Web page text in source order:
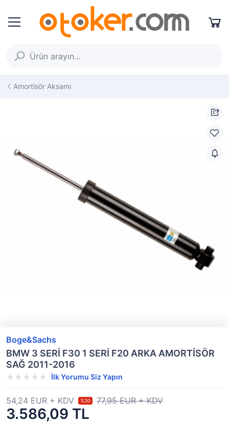
Amortisör Aksamı
Boge&Sachs
BMW 3 SERİ F30 1 SERİ F20 ARKA AMORTİSÖR
SAĞ 2011-2016
İlk Yorumu Siz Yapın
3.586,09 TL
54,24 EUR + KDV %30 77,95 EUR + KDV